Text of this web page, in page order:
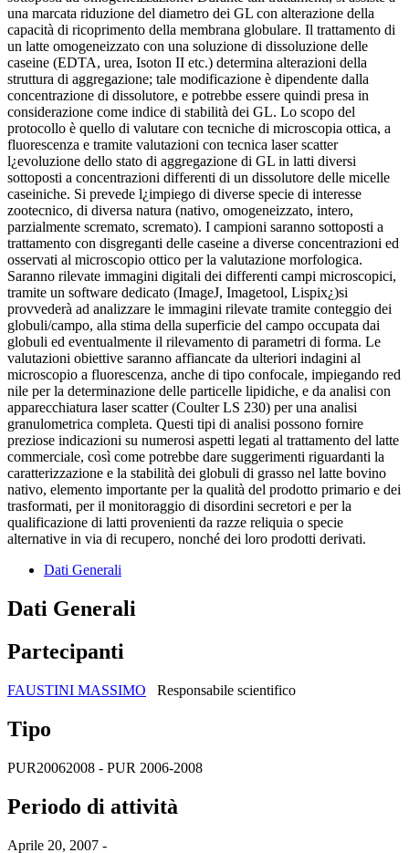
una marcata riduzione del diametro dei GL con alterazione della
capacità di ricoprimento della membrana globulare. Il trattamento di
un latte omogeneizzato con una soluzione di dissoluzione delle
caseine (EDTA, urea, Isoton II etc.) determina alterazioni della
struttura di aggregazione; tale modificazione è dipendente dalla
concentrazione di dissolutore, e potrebbe essere quindi presa in
considerazione come indice di stabilità dei GL. Lo scopo del
protocollo è quello di valutare con tecniche di microscopia ottica, a
fluorescenza e tramite valutazioni con tecnica laser scatter
l¿evoluzione dello stato di aggregazione di GL in latti diversi
sottoposti a concentrazioni differenti di un dissolutore delle micelle
caseiniche. Si prevede l¿impiego di diverse specie di interesse
zootecnico, di diversa natura (nativo, omogeneizzato, intero,
parzialmente scremato, scremato). I campioni saranno sottoposti a
trattamento con disgreganti delle caseine a diverse concentrazioni ed
osservati al microscopio ottico per la valutazione morfologica.
Saranno rilevate immagini digitali dei differenti campi microscopici,
tramite un software dedicato (ImageJ, Imagetool, Lispix¿)si
provvederà ad analizzare le immagini rilevate tramite conteggio dei
globuli/campo, alla stima della superficie del campo occupata dai
globuli ed eventualmente il rilevamento di parametri di forma. Le
valutazioni obiettive saranno affiancate da ulteriori indagini al
microscopio a fluorescenza, anche di tipo confocale, impiegando red
nile per la determinazione delle particelle lipidiche, e da analisi con
apparecchiatura laser scatter (Coulter LS 230) per una analisi
granulometrica completa. Questi tipi di analisi possono fornire
preziose indicazioni su numerosi aspetti legati al trattamento del latte
commerciale, così come potrebbe dare suggerimenti riguardanti la
caratterizzazione e la stabilità dei globuli di grasso nel latte bovino
nativo, elemento importante per la qualità del prodotto primario e dei
trasformati, per il monitoraggio di disordini secretori e per la
qualificazione di latti provenienti da razze reliquia o specie
alternative in via di recupero, nonché dei loro prodotti derivati.
Dati Generali
Dati Generali
Partecipanti
FAUSTINI MASSIMO Responsabile scientifico
Tipo
PUR20062008 - PUR 2006-2008
Periodo di attività
Aprile 20, 2007 -